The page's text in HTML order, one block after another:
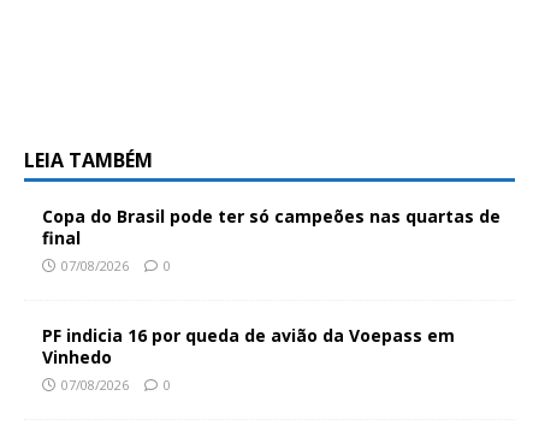
LEIA TAMBÉM
Copa do Brasil pode ter só campeões nas quartas de
final
07/08/2026 0
PF indicia 16 por queda de avião da Voepass em
Vinhedo
07/08/2026 0